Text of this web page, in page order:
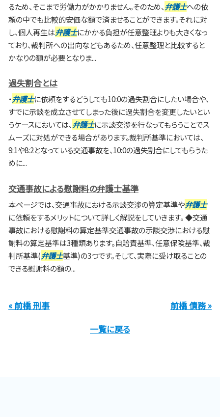
るため、そこまで労働力がかかりません。そのため、 弁護士への依
頼の中でも比較的安価な額で済ませることができます。それに対
し、個人再生は弁護士にかかる負担が任意整理よりも大きくなっ
ており、裁判所への出向などもあるため、任意整理と比較すると
かなりの額が必要となりま...
過失割合とは
・弁護士に依頼をするどうしても10:0の過失割合にしたい場合や、
すでに示談を成立させてしまった後に過失割合を変更したいとい
うケースにおいては、弁護士に示談交渉を行なってもらうことでス
ムーズに対処ができる場合があります。裁判所基準においては、
9:1や8:2となっている交通事故を、10:0の過失割合にしてもらうた
めに...
交通事故による慰謝料の弁護士基準
本ページでは、交通事故における示談交渉の算定基準や弁護士
に依頼をするメリットについて詳しく解説をしていきます。 ◆交通
事故における慰謝料の算定基準交通事故の示談交渉における慰
謝料の算定基準は3種類あります。自賠責基準、任意保険基準、裁
判所基準(弁護士基準)の3つです。そして、実際に受け取ることの
できる慰謝料の額の...
« 前橋 刑事
前橋 債務 »
一覧に戻る